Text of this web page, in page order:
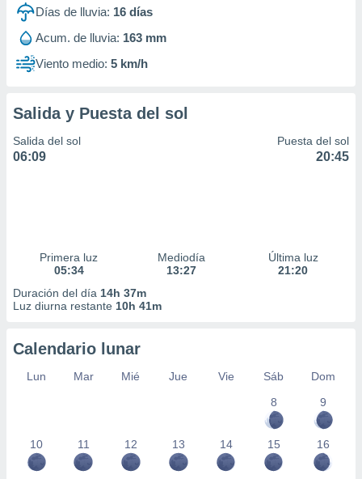
1199Días de lluvia: 16 días
Acum. de lluvia: 163 mm
Viento medio: 5 km/h
Salida y Puesta del sol
Salida del sol
06:09
Puesta del sol
20:45
Primera luz
05:34
Mediodía
13:27
Última luz
21:20
Duración del día 14h 37m
Luz diurna restante 10h 41m
Calendario lunar
Lun Mar Mié Jue Vie Sáb
Dom
8
9
10 11 12 13 14 15 16